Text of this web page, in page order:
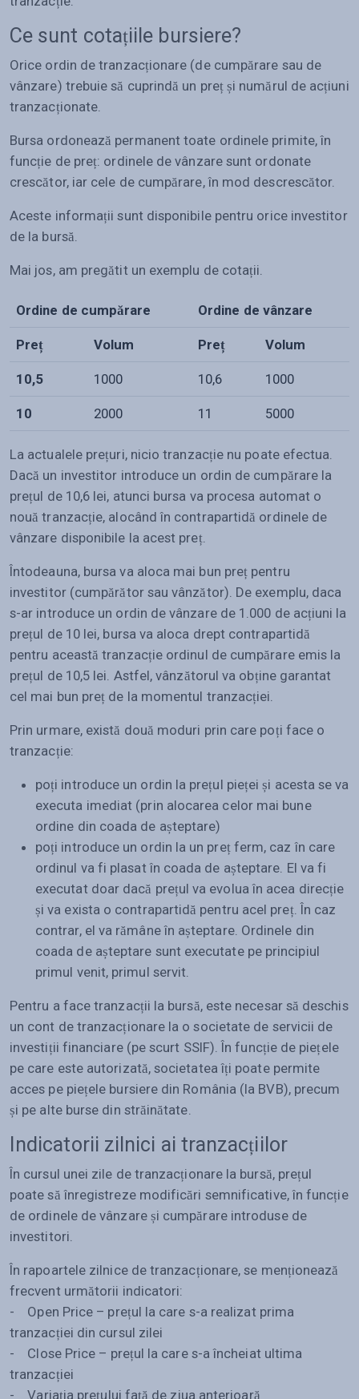
Ce sunt cotațiile bursiere?
Orice ordin de tranzacționare (de cumpărare sau de
vânzare) trebuie să cuprindă un preț și numărul de acțiuni
tranzacționate.
Bursa ordonează permanent toate ordinele primite, în
funcție de preț: ordinele de vânzare sunt ordonate
crescător, iar cele de cumpărare, în mod descrescător.
Aceste informații sunt disponibile pentru orice investitor
de la bursă.
Mai jos, am pregătit un exemplu de cotații.
Ordine de cumpărare Ordine de vânzare
Preț Volum Preț Volum
10,5 1000 10,6 1000
10 2000 11 5000
La actualele prețuri, nicio tranzacție nu poate efectua.
Dacă un investitor introduce un ordin de cumpărare la
prețul de 10,6 lei, atunci bursa va procesa automat o
nouă tranzacție, alocând în contrapartidă ordinele de
vânzare disponibile la acest preț.
Întodeauna, bursa va aloca mai bun preț pentru
investitor (cumpărător sau vânzător). De exemplu, daca
s-ar introduce un ordin de vânzare de 1.000 de acțiuni la
prețul de 10 lei, bursa va aloca drept contrapartidă
pentru această tranzacție ordinul de cumpărare emis la
prețul de 10,5 lei. Astfel, vânzătorul va obține garantat
cel mai bun preț de la momentul tranzacției.
Prin urmare, există două moduri prin care poți face o
tranzacție:
poți introduce un ordin la prețul pieței și acesta se va
executa imediat (prin alocarea celor mai bune
ordine din coada de așteptare)
poți introduce un ordin la un preț ferm, caz în care
ordinul va fi plasat în coada de așteptare. El va fi
executat doar dacă prețul va evolua în acea direcție
și va exista o contrapartidă pentru acel preț. În caz
contrar, el va rămâne în așteptare. Ordinele din
coada de așteptare sunt executate pe principiul
primul venit, primul servit.
Pentru a face tranzacții la bursă, este necesar să deschis
un cont de tranzacționare la o societate de servicii de
investiții financiare (pe scurt SSIF). În funcție de piețele
pe care este autorizată, societatea îți poate permite
acces pe piețele bursiere din România (la BVB), precum
și pe alte burse din străinătate.
Indicatorii zilnici ai tranzacțiilor
În cursul unei zile de tranzacționare la bursă, prețul
poate să înregistreze modificări semnificative, în funcție
de ordinele de vânzare și cumpărare introduse de
investitori.
În rapoartele zilnice de tranzacționare, se menționează
frecvent următorii indicatori:
- Open Price – prețul la care s-a realizat prima
tranzacției din cursul zilei
- Close Price – prețul la care s-a încheiat ultima
tranzacției
- Variația prețului față de ziua anterioară